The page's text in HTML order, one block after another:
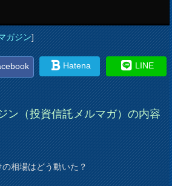
ガジン]
Hatena LINE
ン（投資信託メルマガ）の内容
相場はどう動いた？